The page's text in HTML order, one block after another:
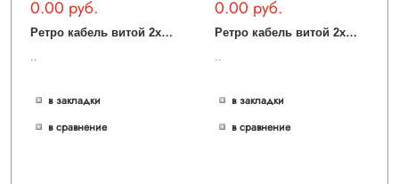
0.00 руб.
Р
етро кабель витой 2х2,5 (красный) Ретро кабель витой 2х2,5 (красный)
..
в закладки
в сравнение
0.00 руб.
Р
етро кабель витой 2х2,5 (итальянский орех) Ретро кабель витой 2х2,5 (итальянский орех)
..
в закладки
в сравнение